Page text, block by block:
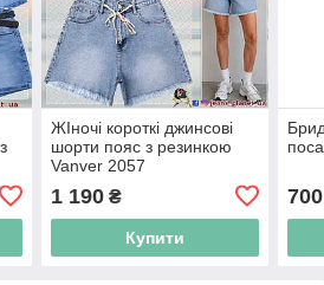
ЖІночі короткі джинсові
шорти пояс з резинкою
Vanver 2057
1 190₴
Купити
700